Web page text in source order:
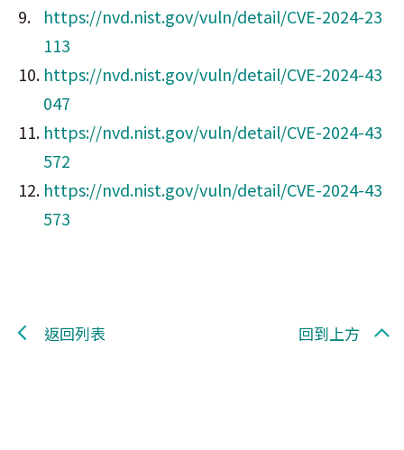
https://nvd.nist.gov/vuln/detail/CVE-2024-23
113
https://nvd.nist.gov/vuln/detail/CVE-2024-43
047
https://nvd.nist.gov/vuln/detail/CVE-2024-43
572
https://nvd.nist.gov/vuln/detail/CVE-2024-43
573
返回列表 回到上方